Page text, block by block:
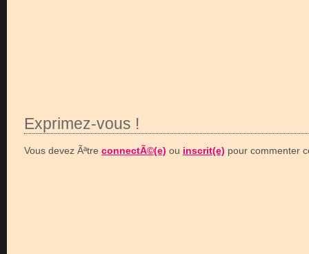
Exprimez-vous !
Vous devez Ãªtre connectÃ©(e) ou inscrit(e) pour commenter